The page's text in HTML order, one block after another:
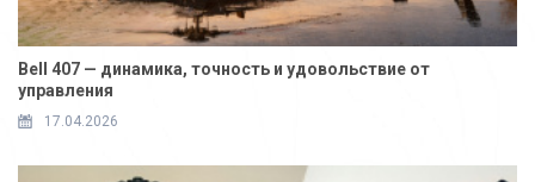
Bell 407 — динамика, точность и удовольствие от
управления
17.04.2026